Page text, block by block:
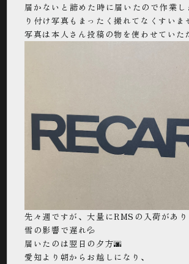
届かないと諦めた時に届いたので作業し
り付け写真もまったく撮れてなくすいま
写真は本人さん投稿の物を使わせていた
先々週ですが、大量にRMSの入荷があり
雪の影響で遅れ💦
届いたのは翌日の夕方🌆
愛知より朝からお越しになり、